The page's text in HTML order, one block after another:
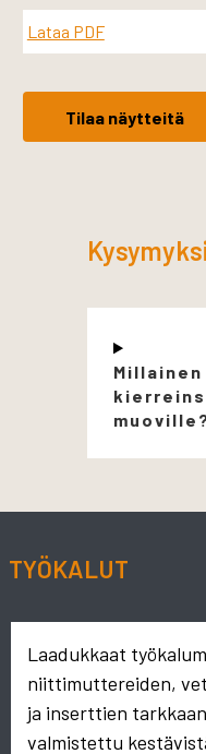
Lataa PDF
Tilaa näytteitä
Millainen
TYÖKALUT
Laadukkaat
niittimuttereiden,
ja inserttien
valmistettu